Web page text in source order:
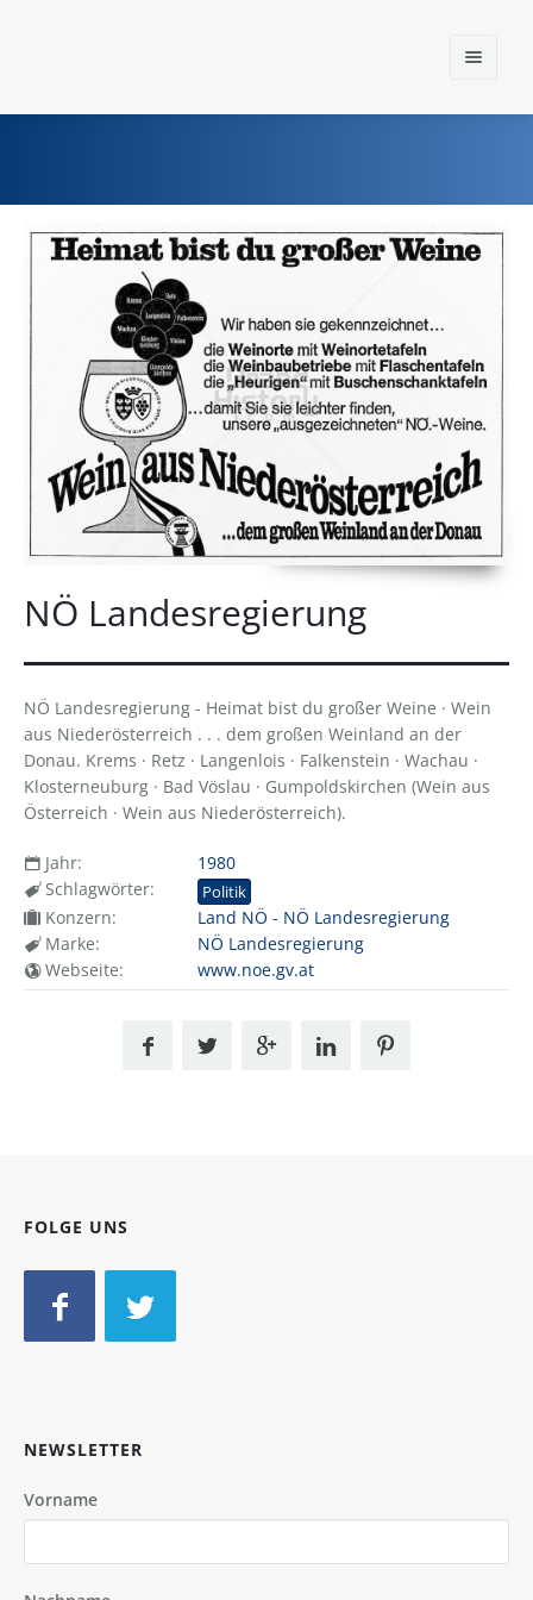
Home
Einst und Heute
Marken
Konzerne
NÖ Landesregierung
NÖ Landesregierung - Heimat bist du großer Weine · Wein
aus Niederösterreich . . . dem großen Weinland an der
Donau. Krems · Retz · Langenlois · Falkenstein · Wachau ·
Klosterneuburg · Bad Vöslau · Gumpoldskirchen (Wein aus
Österreich · Wein aus Niederösterreich).
Jahr:
1980
Schlagwörter:
Politik
Konzern:
Land NÖ - NÖ Landesregierung
Marke:
NÖ Landesregierung
Webseite:
www.noe.gv.at
FOLGE UNS
NEWSLETTER
Vorname